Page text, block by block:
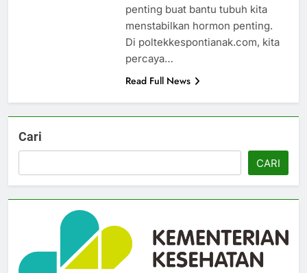
penting buat bantu tubuh kita
menstabilkan hormon penting.
Di poltekkespontianak.com, kita
percaya…
Read Full News
Cari
CARI